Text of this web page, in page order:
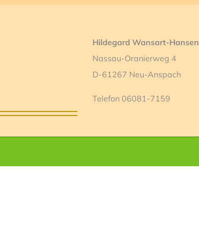
Hildegard Wansart-Hansen
Nassau-Oranierweg 4
D-61267 Neu-Anspach
Telefon 06081-7159